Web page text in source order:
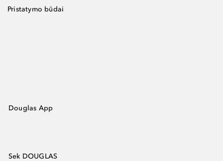
Pristatymo būdai
Douglas App
Sek DOUGLAS